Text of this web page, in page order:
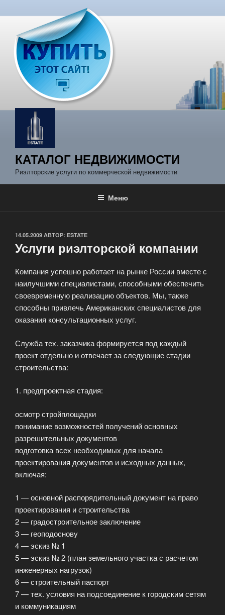
к
содержимому
КАТАЛОГ НЕДВИЖИМОСТИ
Риэлторские услуги по коммерческой недвижимости
Меню
ОПУБЛИКОВАНО
14.05.2009 АВТОР: ESTATE
Услуги риэлторской компании
Компания успешно работает на рынке России вместе с
наилучшими специалистами, способными обеспечить
своевременную реализацию объектов. Мы, также
способны привлечь Американских специалистов для
оказания консультационных услуг.
Служба тех. заказчика формируется под каждый
проект отдельно и отвечает за следующие стадии
строительства:
1. предпроектная стадия:
осмотр стройплощадки
понимание возможностей получений основных
разрешительных документов
подготовка всех необходимых для начала
проектирования документов и исходных данных,
включая:
1 — основной распорядительный документ на право
проектирования и строительства
2 — градостроительное заключение
3 — геоподоснову
4 — эскиз № 1
5 — эскиз № 2 (план земельного участка с расчетом
инженерных нагрузок)
6 — строительный паспорт
7 — тех. условия на подсоединение к городским сетям
и коммуникациям